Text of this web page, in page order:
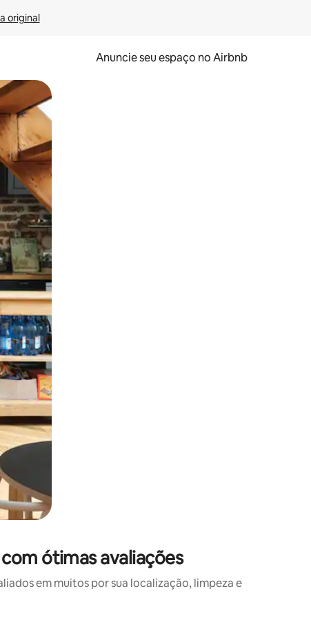
original
Anuncie seu espaço no Airbnb
o dedo na tela.
ótimas avaliações
em muitos por sua localização, limpeza e